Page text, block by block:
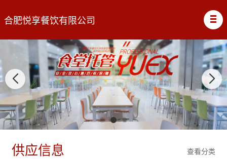
合肥悦享餐饮有限公司
查看分类
供应信息